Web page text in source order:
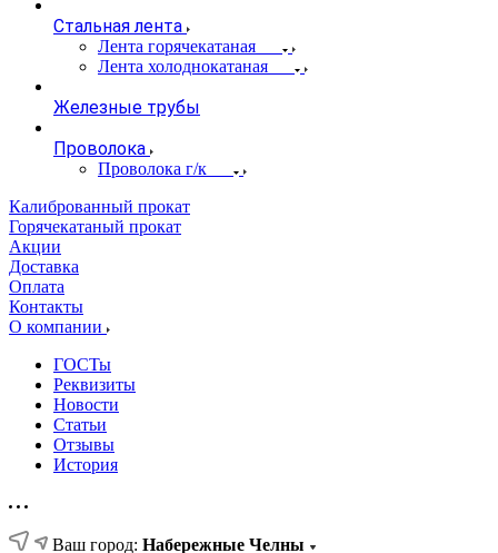
Стальная лента
Лента горячекатаная
Лента холоднокатаная
Железные трубы
Проволока
Проволока г/к
Калиброванный прокат
Горячекатаный прокат
Акции
Доставка
Оплата
Контакты
О компании
ГОСТы
Реквизиты
Новости
Статьи
Отзывы
История
Ваш город: Набережные Челны